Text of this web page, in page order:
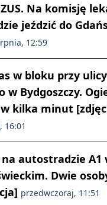
Na komisję
jeździć do
12:59
w bloku przy ulicy
w Bydgoszczy.
kilka minut
16:01
autostradzie A1
Dwie
przedwczoraj, 11:51